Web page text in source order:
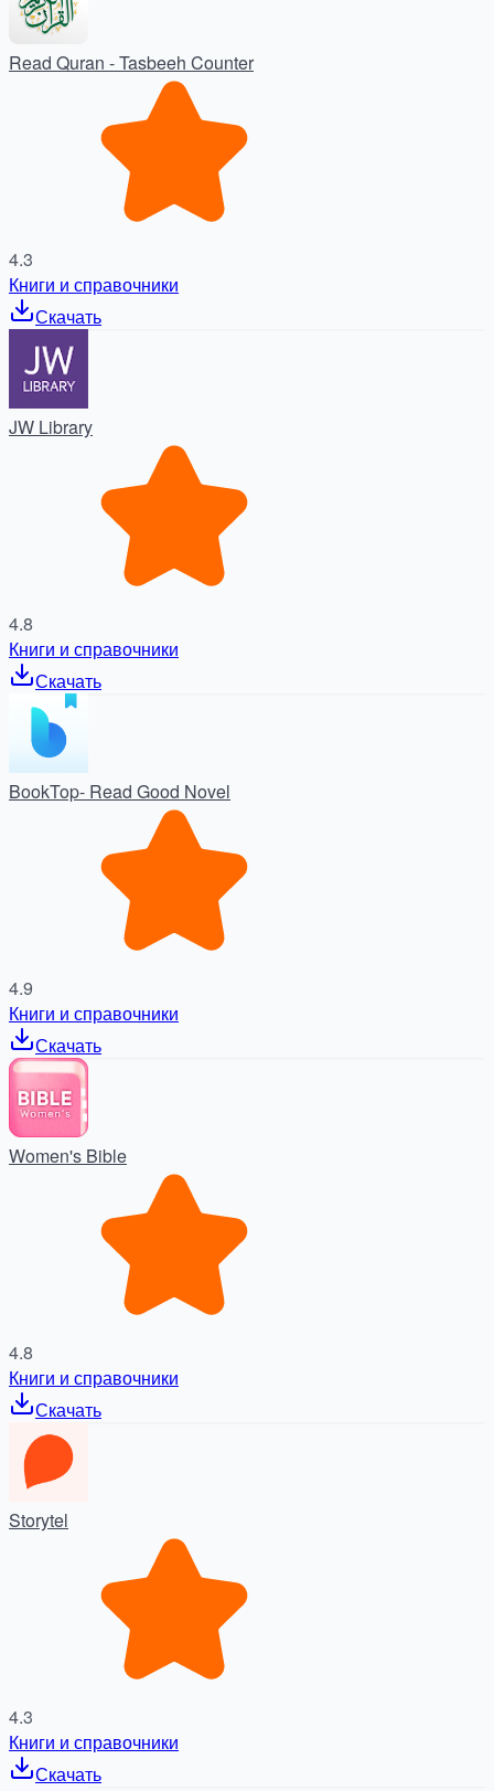
Read Quran - Tasbeeh Counter
4.3
Книги и справочники
Скачать
JW Library
4.8
Книги и справочники
Скачать
BookTop- Read Good Novel
4.9
Книги и справочники
Скачать
Women's Bible
4.8
Книги и справочники
Скачать
Storytel
4.3
Книги и справочники
Скачать